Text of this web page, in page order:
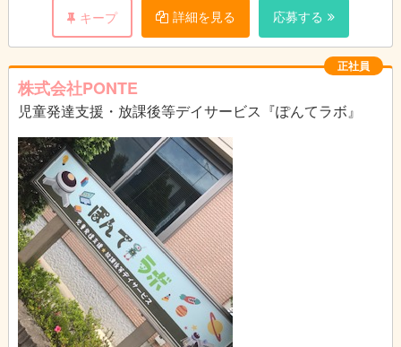
○年齢不問
○子どもと接することが好きな方
○小さな成長を共に喜べる方
○様々な障害に対して理解するための努力ができる方
◎児童発達支援管理責任者、児童指導員の実務経験をお持ちの方
は優遇いたします
キープ 詳細を見る 応募する
正社員
株式会社PONTE
児童発達支援・放課後等デイサービス『ぽんてラボ』